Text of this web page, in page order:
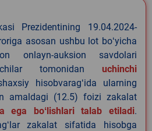
Prezidentining 19.04.2024-
asosan ushbu lot boʻyicha
onlayn-auksion savdolari
tomonidan uchinchi
hisobvaragʻida ularning
amaldagi (12.5) foizi zakalat
ega boʻlishlari talab etiladi.
zakalat sifatida hisobga